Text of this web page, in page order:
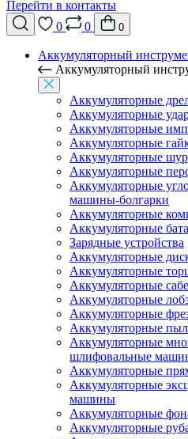
Перейти в контакты
0
0 0
Аккумуляторный
Аккумуляторный
Аккумуляторные
Аккумуляторные
Аккумуляторные
Аккумуляторные
Аккумуляторные
Аккумуляторные
Аккумуляторные
машины-болгарки
Аккумуляторные
Аккумуляторные
Зарядные устройства
Аккумуляторные
Аккумуляторные
Аккумуляторные
Аккумуляторные
Аккумуляторные
Аккумуляторные
Аккумуляторные
шлифовальные
Аккумуляторные
Аккумуляторные
машины
Аккумуляторные
Аккумуляторные